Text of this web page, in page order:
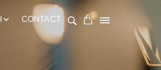
0
CONTACT